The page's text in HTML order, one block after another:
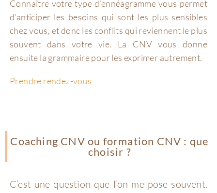
Connaître votre type d’ennéagramme vous permet
d’anticiper les besoins qui sont les plus sensibles
chez vous, et donc les conflits qui reviennent le plus
souvent dans votre vie. La CNV vous donne
ensuite la grammaire pour les exprimer autrement.
Prendre rendez-vous
Coaching CNV ou formation CNV : que
choisir ?
C’est une question que l’on me pose souvent.